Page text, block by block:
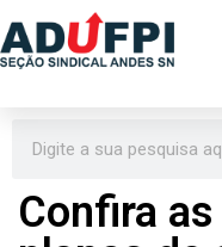
Pular
conteúdo
Confira